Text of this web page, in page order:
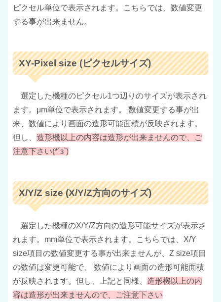
ピクセル単位で表示されます。こちらでは、数値変更
する事が出来ません。
XY-Pixel size (ピクセルサイズ)
選定した機種のピクセル1つ辺りのサイズが表示され
ます。μm単位で表示されます。 数値変更する事が出
来、数値により画面の造形可能面積が反映されます。
但し、 造形機以上の内容は造形が出来ませんので、ご
注意下さい(*´з`)
X/Y/Z size (X/Y/Z方向のサイズ)
選定した機種のX/Y/Z方向の造形可能サイズが表示さ
れます。mm単位で表示されます。こちらでは、X/Y
size項目の数値変更する事が出来ませんが、Z size項目
の数値は変更可能で、 数値により画面の造形可能面積
が反映されます。但し、上記と同様、 造形機以上の内
容は造形が出来ませんので、ご注意下さい